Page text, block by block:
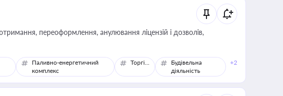
переоформлення, анулювання ліцензій і дозволів,
Паливно-енергетичний
комплекс
Торгівля
Будівельна
діяльність
+2